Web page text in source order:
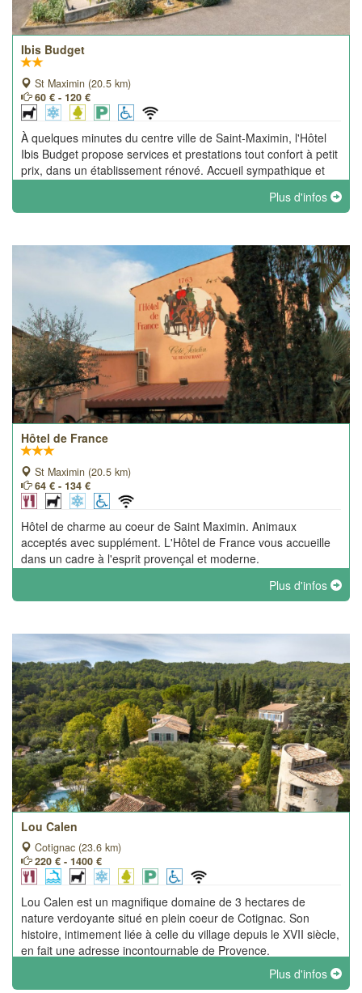
Ibis Budget
St Maximin (20.5 km)
60 € - 120 €
À quelques minutes du centre ville de Saint-Maximin, l'Hôtel
Ibis Budget propose services et prestations tout confort à petit
prix, dans un établissement rénové. Accueil sympathique et
Plus d'infos
Hôtel de France
St Maximin (20.5 km)
64 € - 134 €
Hôtel de charme au coeur de Saint Maximin. Animaux
acceptés avec supplément. L'Hôtel de France vous accueille
dans un cadre à l'esprit provençal et moderne.
Plus d'infos
Lou Calen
Cotignac (23.6 km)
220 € - 1400 €
Lou Calen est un magnifique domaine de 3 hectares de
nature verdoyante situé en plein coeur de Cotignac. Son
histoire, intimement liée à celle du village depuis le XVII siècle,
en fait une adresse incontournable de Provence.
Plus d'infos